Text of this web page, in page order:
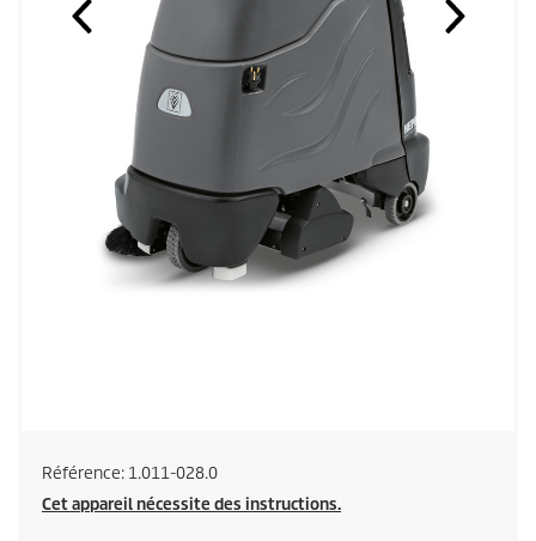
Référence: 1.011-028.0
Cet appareil nécessite des instructions.